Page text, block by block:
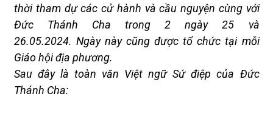
thời tham dự các cử hành và cầu nguyện cùng với
Đức Thánh Cha
trong 2 ngày 25 và
26.05.2024. Ngày này cũng được tổ chức tại mỗi
Giáo hội địa phương.
Sau đây làtoàn văn Việt ngữSứ điệp của Đức
Thánh Cha: